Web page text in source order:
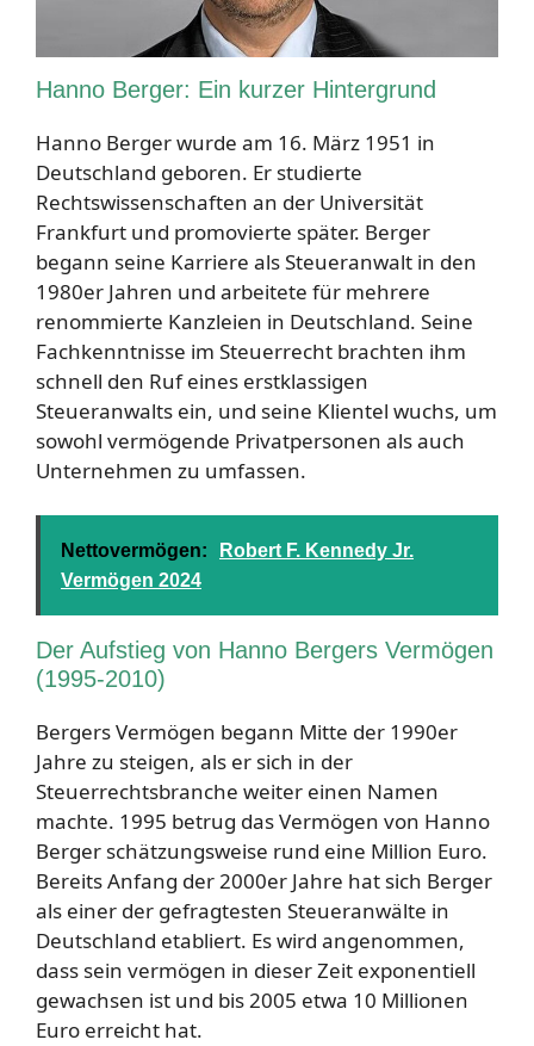
Hanno Berger: Ein kurzer Hintergrund
Hanno Berger wurde am 16. März 1951 in
Deutschland geboren. Er studierte
Rechtswissenschaften an der Universität
Frankfurt und promovierte später. Berger
begann seine Karriere als Steueranwalt in den
1980er Jahren und arbeitete für mehrere
renommierte Kanzleien in Deutschland. Seine
Fachkenntnisse im Steuerrecht brachten ihm
schnell den Ruf eines erstklassigen
Steueranwalts ein, und seine Klientel wuchs, um
sowohl vermögende Privatpersonen als auch
Unternehmen zu umfassen.
Nettovermögen:
Robert F. Kennedy Jr.
Vermögen 2024
Der Aufstieg von Hanno Bergers Vermögen
(1995-2010)
Bergers Vermögen begann Mitte der 1990er
Jahre zu steigen, als er sich in der
Steuerrechtsbranche weiter einen Namen
machte. 1995 betrug das Vermögen von Hanno
Berger schätzungsweise rund eine Million Euro.
Bereits Anfang der 2000er Jahre hat sich Berger
als einer der gefragtesten Steueranwälte in
Deutschland etabliert. Es wird angenommen,
dass sein vermögen in dieser Zeit exponentiell
gewachsen ist und bis 2005 etwa 10 Millionen
Euro erreicht hat.